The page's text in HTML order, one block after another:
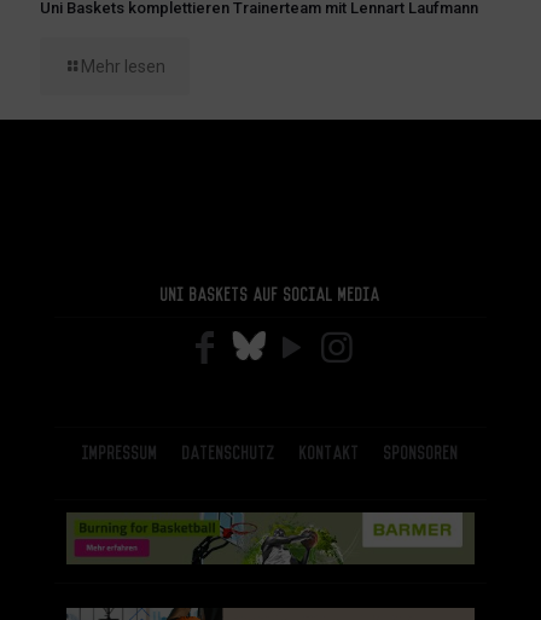
Uni Baskets komplettieren Trainerteam mit Lennart Laufmann
Mehr lesen
Uni Baskets auf Social Media
Impressum Datenschutz Kontakt Sponsoren